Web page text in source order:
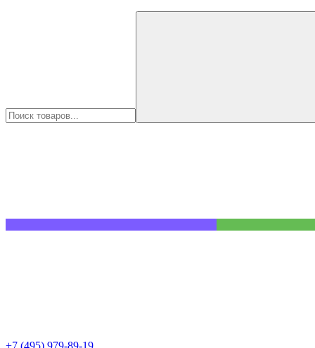
+7 (495) 979-89-19